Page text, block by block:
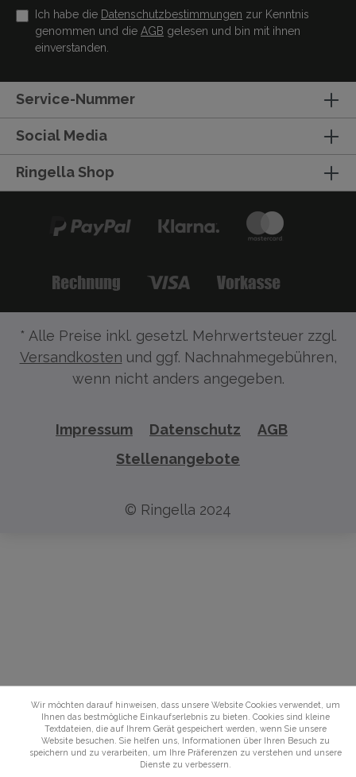
Ich habe die Datenschutzbestimmungen zur Kenntnis
genommen und die AGB gelesen und bin mit ihnen
einverstanden.
Service-Nummer
Social Media
Ringella Shop
* Alle Preise inkl. gesetzl. Mehrwertsteuer zzgl.
Versandkosten und ggf. Nachnahmegebühren,
wenn nicht anders angegeben.
Impressum Datenschutz
AGB
Stellenangebote
© Ringella 2024
Wir möchten darauf hinweisen, dass unsere Website Cookies verwendet, um
Ihnen das bestmögliche Einkaufserlebnis zu bieten. Cookies sind kleine
Textdateien, die auf Ihrem Gerät gespeichert werden, wenn Sie unsere
Website besuchen. Sie helfen uns, Informationen über Ihren Besuch zu
speichern und zu verarbeiten, um Ihre Präferenzen zu verstehen und unsere
Dienste zu verbessern.